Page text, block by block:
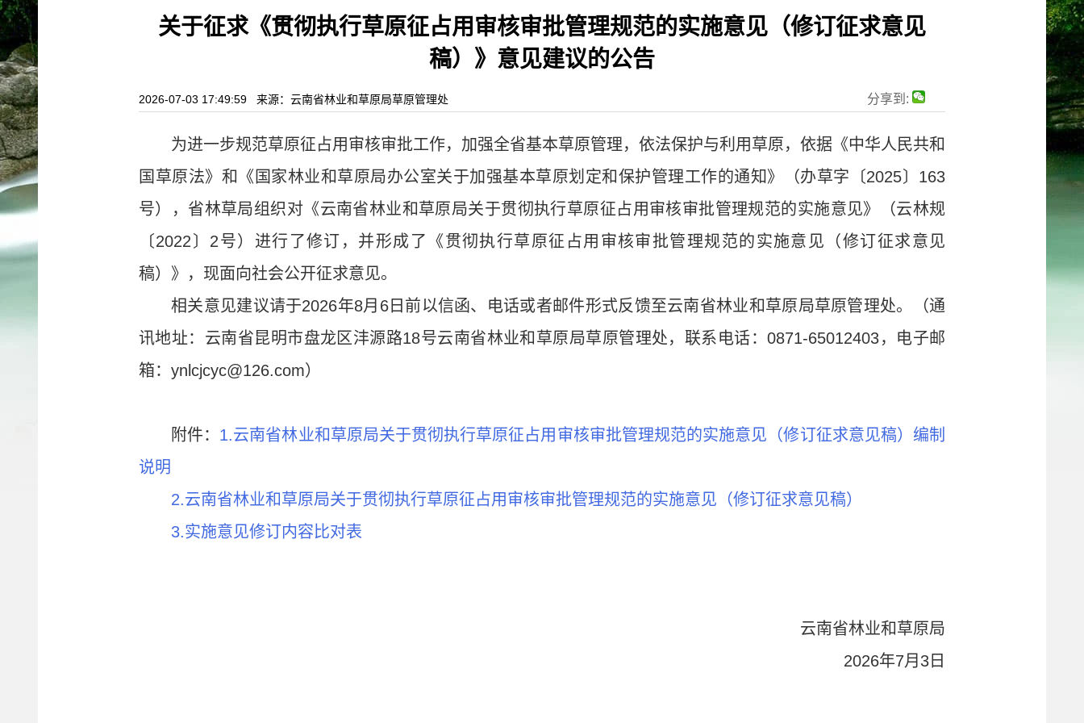
关于征求《贯彻执行草原征占用审核审批管理规范的实施意见（修订征求意见
稿）》意见建议的公告
2026-07-03 17:49:59 来源：云南省林业和草原局草原管理处 分享到:
为进一步规范草原征占用审核审批工作，加强全省基本草原管理，依法保护与利用草原，依据《中华人民共和
国草原法》和《国家林业和草原局办公室关于加强基本草原划定和保护管理工作的通知》（办草字〔2025〕163
号），省林草局组织对《云南省林业和草原局关于贯彻执行草原征占用审核审批管理规范的实施意见》（云林规
〔2022〕2号）进行了修订，并形成了《贯彻执行草原征占用审核审批管理规范的实施意见（修订征求意见
稿）》，现面向社会公开征求意见。
相关意见建议请于2026年8月6日前以信函、电话或者邮件形式反馈至云南省林业和草原局草原管理处。（通
讯地址：云南省昆明市盘龙区沣源路18号云南省林业和草原局草原管理处，联系电话：0871-65012403，电子邮
箱：ynlcjcyc@126.com）
附件： 1.云南省林业和草原局关于贯彻执行草原征占用审核审批管理规范的实施意见（修订征求意见稿）编制
说明
2.云南省林业和草原局关于贯彻执行草原征占用审核审批管理规范的实施意见（修订征求意见稿）
3.实施意见修订内容比对表
云南省林业和草原局
2026年7月3日